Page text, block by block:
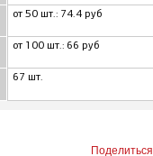
от 50 шт.: 74.4 руб
от 100 шт.: 66 руб
67 шт.
Поделиться